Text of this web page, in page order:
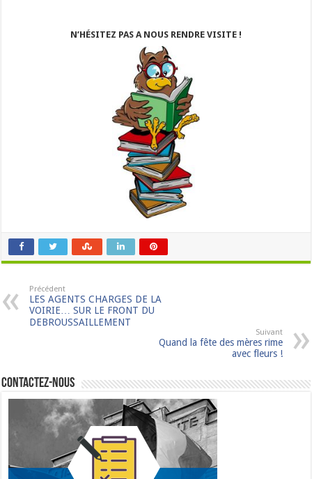
N’HÉSITEZ PAS A NOUS RENDRE VISITE !
Précédent
LES AGENTS CHARGES DE LA
VOIRIE… SUR LE FRONT DU
DEBROUSSAILLEMENT
Suivant
Quand la fête des mères rime
avec fleurs !
Contactez-nous